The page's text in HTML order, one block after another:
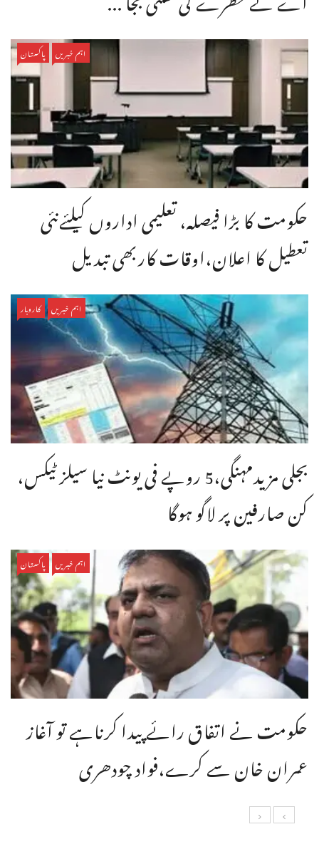
اہم خبریں پاکستان
حکومت کا بڑا فیصلہ، تعلیمی اداروں کیلئےنئی
تعطیل کا اعلان،اوقات کاربھی تبدیل
اہم خبریں کاروبار
بجلی مزیدمہنگی،5 روپے فی یونٹ نیا سیلز ٹیکس،
کن صارفین پر لاگو ہوگا
اہم خبریں پاکستان
حکومت نے اتفاق رائے پیدا کرناہے تو آغاز
عمران خان سے کرے،فواد چودھری